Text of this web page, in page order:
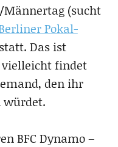
(sucht
Pokal-
Das ist
findet
den ihr
würdet.
BFC Dynamo –